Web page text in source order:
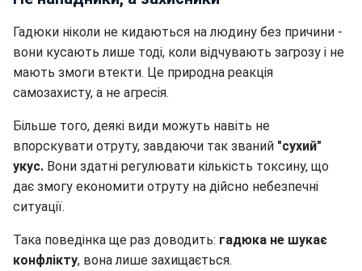
Гадюки ніколи не кидаються на людину без причини -
вони кусають лише тоді, коли відчувають загрозу і не
мають змоги втекти. Це природна реакція
самозахисту, а не агресія.
Більше того, деякі види можуть навіть не
впорскувати отруту, завдаючи так званий "сухий"
укус. Вони здатні регулювати кількість токсину, що
дає змогу економити отруту на дійсно небезпечні
ситуації.
Така поведінка ще раз доводить: гадюка не шукає
конфлікту, вона лише захищається.